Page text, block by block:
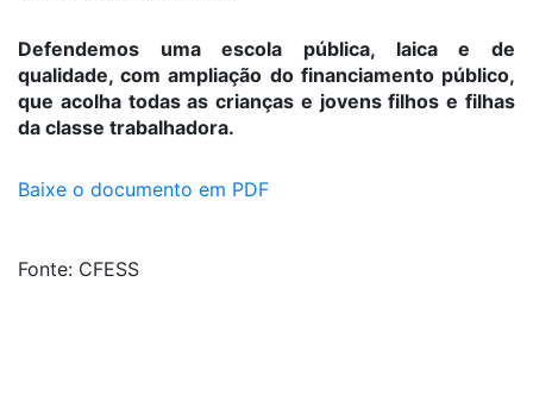
Defendemos uma escola pública, laica e de
qualidade, com ampliação do financiamento público,
que acolha todas as crianças e jovens filhos e filhas
da classe trabalhadora.
Baixe o documento em PDF
Fonte: CFESS